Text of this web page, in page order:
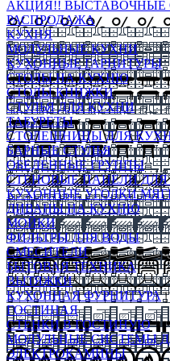
АКЦИЯ!! ВЫСТАВОЧНЫЕ
РАСПРОДАЖА
КУХНЯ
МОДУЛЬНЫЕ КУХНИ
КУХОННЫЕ ГАРНИТУРЫ
СТОЛЫ НА КУХНЮ
СТОЛЫ КНИЖКИ
СТУЛЬЯ ДЛЯ КУХНИ
ТАБУРЕТЫ
СТОЛЕШНИЦЫ ДЛЯ
БАРНЫЕ СТУЛЬЯ
ОБЕДЕННЫЕ ГРУППЫ
СТЕНОВЫЕ ПАНЕЛИ
КУХОННЫЕ УГОЛКИ
ДИВАНЫ НА КУХНЮ
МОЙКИ
ФИЛЬТРЫ ДЛЯ ВОДЫ
СМЕСИТЕЛИ
БЫТОВАЯ ТЕХНИКА
ВЫТЯЖКИ
КУХОННАЯ ФУРНИТУРА
ГОСТИНАЯ
СТЕНКИ В ГОСТИНУЮ
МОДУЛЬНЫЕ СИСТЕМЫ
ЭЛЕКТРОКАМИНЫ